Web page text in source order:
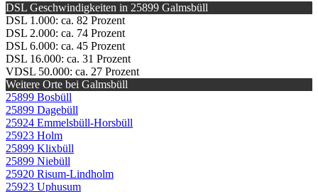
DSL Geschwindigkeiten in 25899 Galmsbüll
DSL 1.000: ca. 82 Prozent
DSL 2.000: ca. 74 Prozent
DSL 6.000: ca. 45 Prozent
DSL 16.000: ca. 31 Prozent
VDSL 50.000: ca. 27 Prozent
Weitere Orte bei Galmsbüll
25899 Bosbüll
25899 Dagebüll
25924 Emmelsbüll-Horsbüll
25923 Holm
25899 Klixbüll
25899 Niebüll
25920 Risum-Lindholm
25923 Uphusum